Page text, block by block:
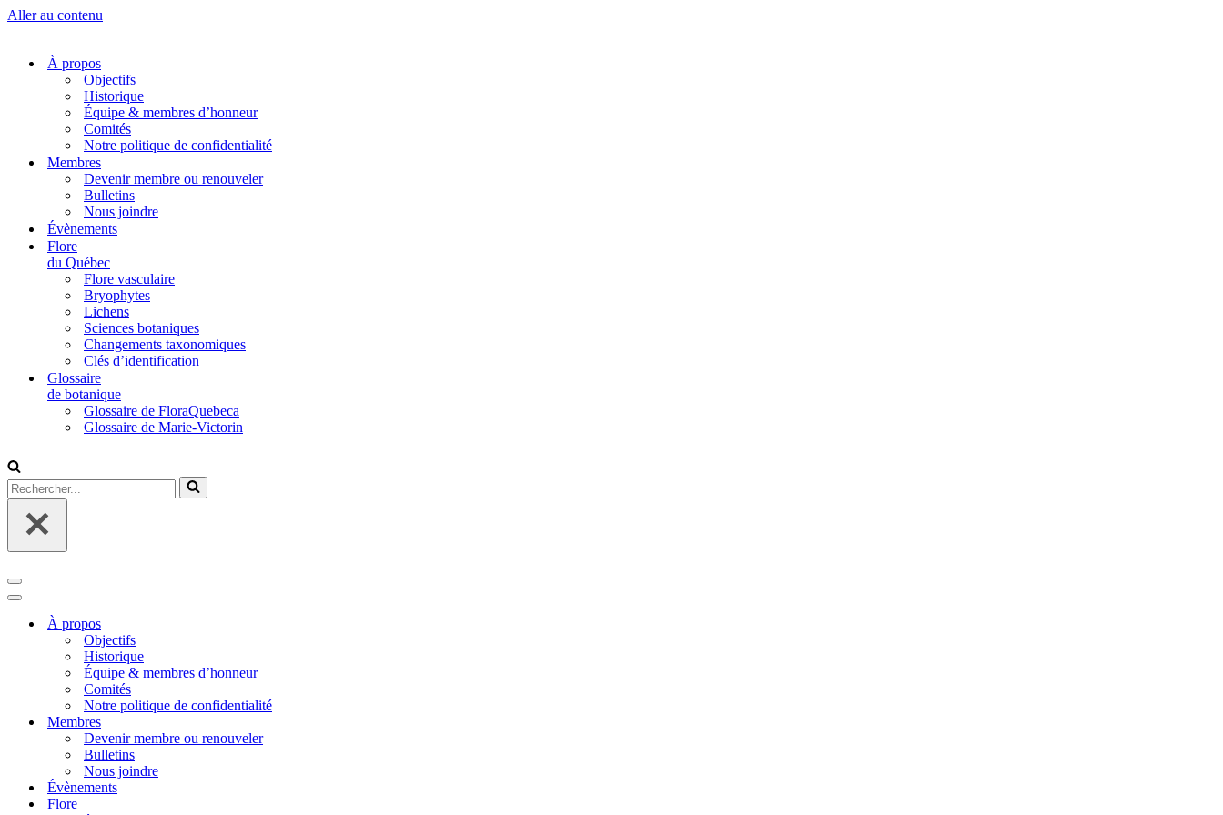
Aller au contenu
À propos
Objectifs
Historique
Équipe & membres d’honneur
Comités
Notre politique de confidentialité
Membres
Devenir membre ou renouveler
Bulletins
Nous joindre
Évènements
Flore
du Québec
Flore vasculaire
Bryophytes
Lichens
Sciences botaniques
Changements taxonomiques
Clés d’identification
Glossaire
de botanique
Glossaire de FloraQuebeca
Glossaire de Marie-Victorin
Rechercher...
Menu
de
navigation
Menu
navigationÀ propos
Objectifs
Historique
Équipe & membres d’honneur
Comités
Notre politique de confidentialité
Membres
Devenir membre ou renouveler
Bulletins
Nous joindre
Évènements
Flore